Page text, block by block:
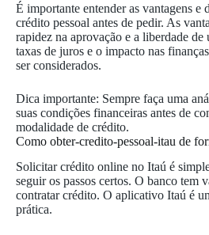
É importante entender as vantagens e
crédito pessoal antes de pedir. As
rapidez na aprovação e a liberdade de
taxas de juros e o impacto nas
ser considerados.
Dica importante: Sempre faça uma
suas condições financeiras antes de
modalidade de crédito.
Como obter-credito-pessoal-itau de
Solicitar crédito online no Itaú é
seguir os passos certos. O banco tem
contratar crédito. O aplicativo Itaú é
prática.